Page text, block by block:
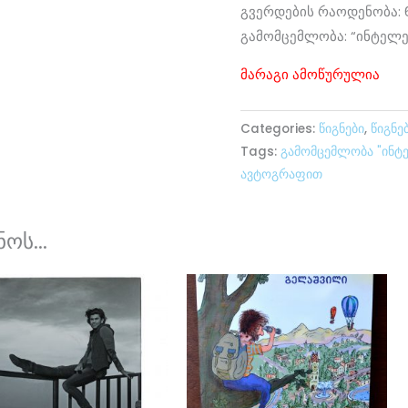
გვერდების რაოდენობა:
გამომცემლობა:
მარაგი ამოწურულია
Categories: წიგნები,
Tags: გამომცემლობა
ავტოგრაფით